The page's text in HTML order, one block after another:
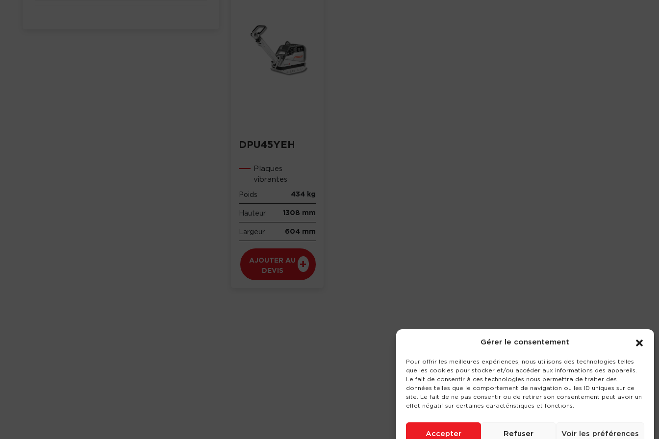
Gérer le consentement
Pour offrir les meilleures expériences, nous utilisons des technologies telles
que les cookies pour stocker et/ou accéder aux informations des appareils.
Le fait de consentir à ces technologies nous permettra de traiter des
données telles que le comportement de navigation ou les ID uniques sur ce
site. Le fait de ne pas consentir ou de retirer son consentement peut avoir un
effet négatif sur certaines caractéristiques et fonctions.
Accepter Refuser Voir les préférences
DPU45YEH
Plaques
vibrantes
Poids 434 kg
Hauteur 1308 mm
Largeur 604 mm
AJOUTER AU
DEVIS